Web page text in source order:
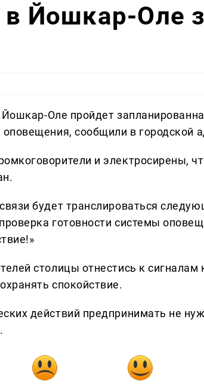
в Йошкар-Оле
Йошкар-Оле пройдет
оповещения, сообщили в городской
и электросирены,
будет транслироваться
готовности системы
столицы отнестись к сигналам
спокойствие.
действий предпринимать не